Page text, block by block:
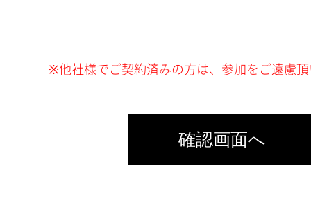
※他社様でご契約済みの方は、参加をご遠慮